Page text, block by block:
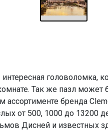
интересная головоломка,
Так же пазл может
ассортименте бренда
от 500, 1000 до 13200
Дисней и известных